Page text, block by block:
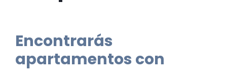
Encontrarás
apartamentos con